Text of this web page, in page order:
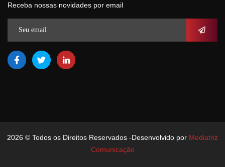
Receba nossas novidades por email
2026 © Todos os Direitos Reservados -Desenvolvido por Mediatriz
Comunicação